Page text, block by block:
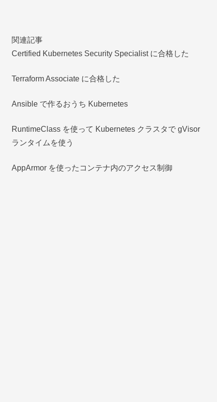
関連記事
Certified Kubernetes Security Specialist に合格した
Terraform Associate に合格した
Ansible で作るおうち Kubernetes
RuntimeClass を使って Kubernetes クラスタで gVisor
ランタイムを使う
AppArmor を使ったコンテナ内のアクセス制御